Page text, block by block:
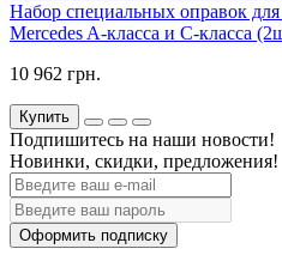
Набор специальных оправок для
Mercedes A-класса и C-класса
10 962 грн.
Купить
Подпишитесь на наши новости!
Новинки, скидки, предложения!
Оформить подписку